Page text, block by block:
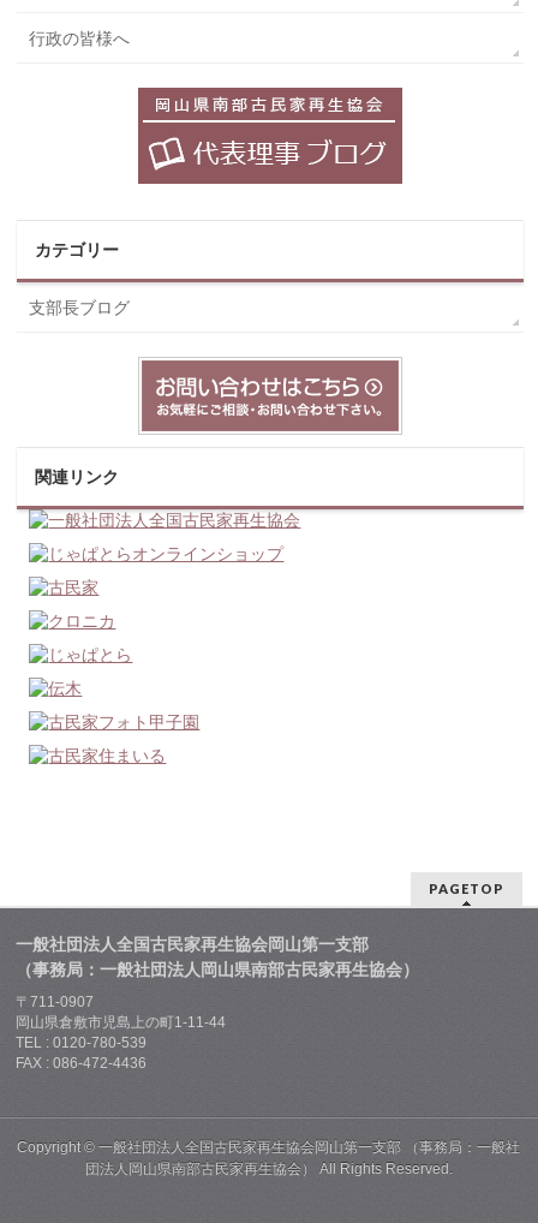
行政の皆様へ
カテゴリー
支部長ブログ
関連リンク
PAGETOP
一般社団法人全国古民家再生協会岡山第一支部
（事務局：一般社団法人岡山県南部古民家再生協会）
〒711-0907
岡山県倉敷市児島上の町1-11-44
TEL : 0120-780-539
FAX : 086-472-4436
Copyright ©一般社団法人全国古民家再生協会岡山第一支部 （事務局：一般社
団法人岡山県南部古民家再生協会）
All Rights Reserved.